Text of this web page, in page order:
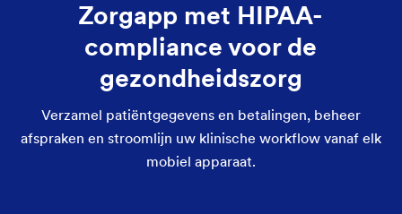
Zorgapp met HIPAA-
compliance voor de
gezondheidszorg
Verzamel patiëntgegevens en betalingen, beheer
afspraken en stroomlijn uw klinische workflow vanaf elk
mobiel apparaat.